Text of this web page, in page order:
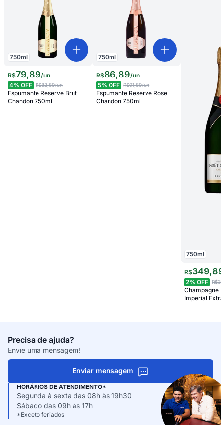
750ml
R$79,89/un
4% OFF R$82,89/un
Espumante Reserve Brut
Chandon 750ml
750ml
R$86,89/un
5% OFF R$91,89/un
Espumante Reserve Rose
Chandon 750ml
750ml
R$349,
2% OFF
Champagne
Imperial
Precisa de ajuda?
Envie uma mensagem!
Enviar mensagem
HORÁRIOS DE ATENDIMENTO*
Segunda à sexta das 08h às 19h30
Sábado das 09h às 17h
*Exceto feriados